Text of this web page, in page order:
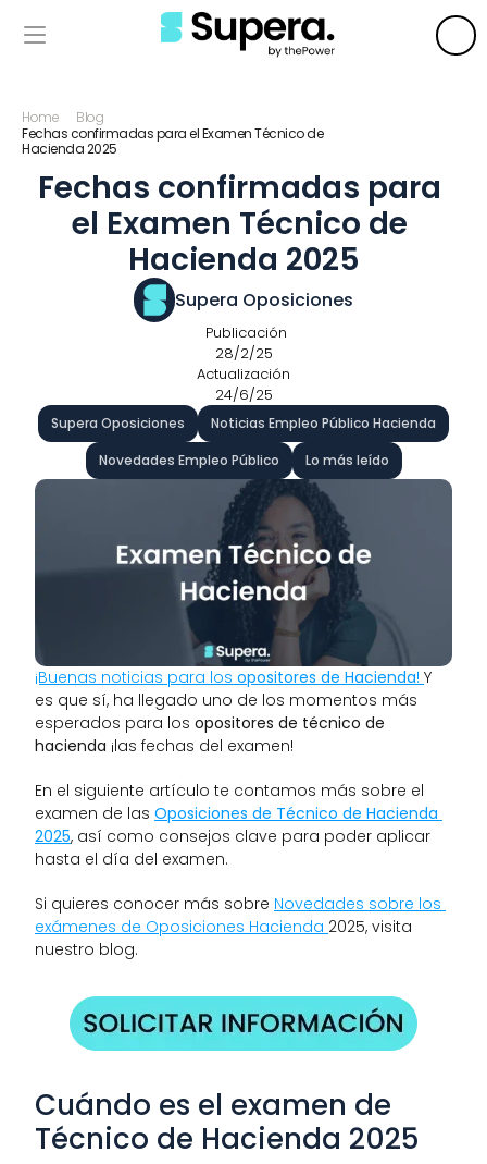
Home
Blog
Fechas confirmadas para el Examen Técnico de
Hacienda 2025
Fechas confirmadas para
el Examen Técnico de
Hacienda 2025
Supera Oposiciones
Publicación
28/2/25
Actualización
24/6/25
Supera Oposiciones
Noticias Empleo Público Hacienda
Novedades Empleo Público
Lo más leído
¡Buenas noticias para los opositores de Hacienda! Y
es que sí, ha llegado uno de los momentos más
esperados para los opositores de técnico de
hacienda ¡las fechas del examen!
En el siguiente artículo te contamos más sobre el
examen de las Oposiciones de Técnico de Hacienda
2025, así como consejos clave para poder aplicar
hasta el día del examen.
Si quieres conocer más sobre Novedades sobre los
exámenes de Oposiciones Hacienda 2025, visita
nuestro blog.
Cuándo es el examen de
Técnico de Hacienda 2025